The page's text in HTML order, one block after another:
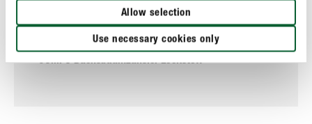
Allow selection
Use necessary cookies only
COMPO Buchsbaumzünsler Lockstoff